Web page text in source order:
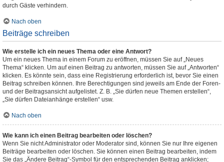
durch Gäste verhindern.
Nach oben
Beiträge schreiben
Wie erstelle ich ein neues Thema oder eine Antwort?
Um ein neues Thema in einem Forum zu eröffnen, müssen Sie auf „Neues
Thema“ klicken. Um auf einen Beitrag zu antworten, müssen Sie auf „Antworten“
klicken. Es könnte sein, dass eine Registrierung erforderlich ist, bevor Sie einen
Beitrag schreiben können. Ihre Berechtigungen sind jeweils am Ende der Foren-
und der Beitragsansicht aufgelistet. Z. B. „Sie dürfen neue Themen erstellen“,
„Sie dürfen Dateianhänge erstellen“ usw.
Nach oben
Wie kann ich einen Beitrag bearbeiten oder löschen?
Wenn Sie nicht Administrator oder Moderator sind, können Sie nur Ihre eigenen
Beiträge bearbeiten oder löschen. Sie können einen Beitrag bearbeiten, indem
Sie das „Ändere Beitrag“-Symbol für den entsprechenden Beitrag anklicken;